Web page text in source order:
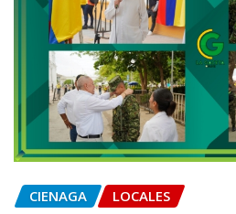
CIENAGA LOCALES